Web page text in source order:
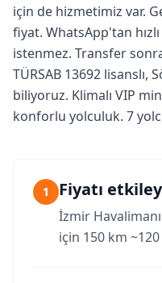
için de hizmetimiz var.
fiyat. WhatsApp'tan
istenmez. Transfer
TÜRSAB 13692 lisanslı,
biliyoruz. Klimalı VIP
konforlu yolculuk. 7
1 Fiyatı
İzmir
için 150 km